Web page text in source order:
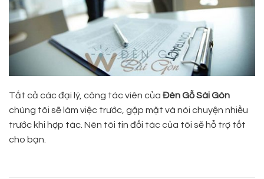
Tất cả các đại lý, công tác viên của Đèn Gỗ Sài Gòn
chúng tôi sẽ làm việc trước, gặp mặt và nói chuyện nhiều
trước khi hợp tác. Nên tôi tin đối tác của tôi sẽ hỗ trợ tốt
cho bạn.